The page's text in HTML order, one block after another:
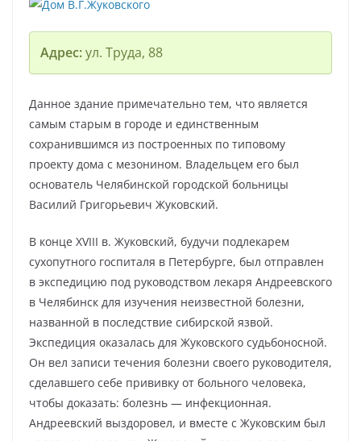
Адрес:ул. Труда, 88
Данное здание примечательно тем, что является
самым старым в городе и единственным
сохранившимся из построенных по типовому
проекту дома с мезонином. Владельцем его был
основатель Челябинской городской больницы
Василий Григорьевич Жуковский.
В конце XVIII в. Жуковский, будучи подлекарем
сухопутного госпиталя в Петербурге, был отправлен
в экспедицию под руководством лекаря Андреевского
в Челябинск для изучения неизвестной болезни,
названной в последствие сибирской язвой.
Экспедиция оказалась для Жуковского судьбоносной.
Он вел записи течения болезни своего руководителя,
сделавшего себе прививку от больного человека,
чтобы доказать: болезнь — инфекционная.
Андреевский выздоровел, и вместе с Жуковским был